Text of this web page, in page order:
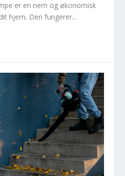
er en nem og økonomisk
hjem. Den fungerer...